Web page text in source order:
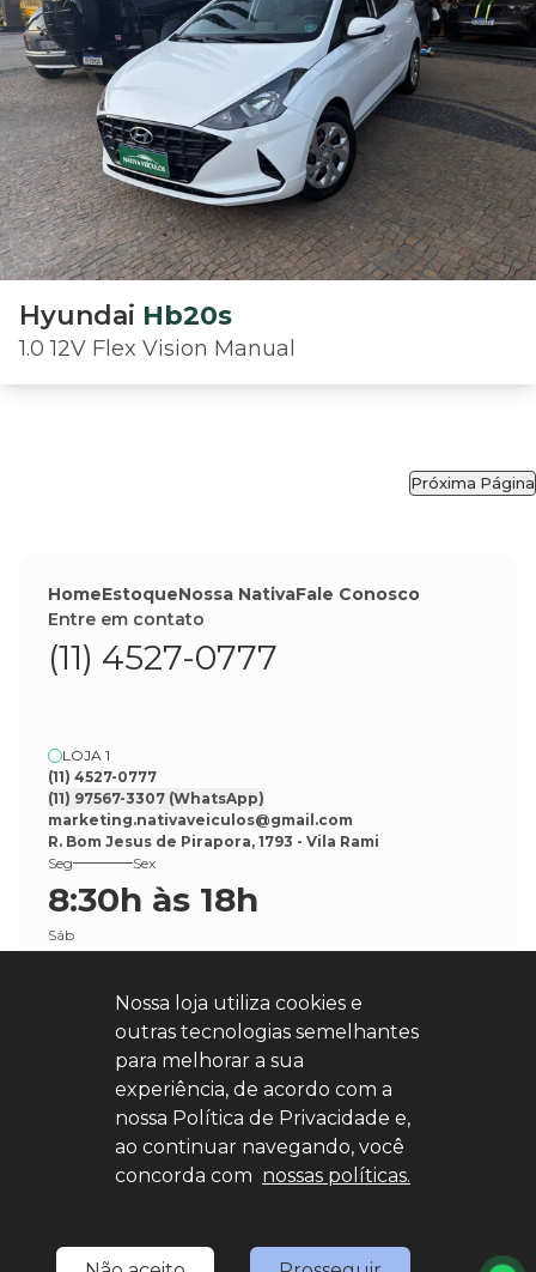
Hyundai Hb20s
1.0 12V Flex Vision Manual
Próxima Página
HomeEstoqueNossa NativaFale Conosco
Entre em contato
(11) 4527-0777
LOJA 1
(11) 4527-0777
(11) 97567-3307 (WhatsApp)
marketing.nativaveiculos@gmail.com
R. Bom Jesus de Pirapora, 1793 - Vila Rami
Seg
Sex
8:30h às 18h
Sáb
Explore nosso sucesso
Desenvolvido porsync
Nossa loja utiliza cookies e
outras tecnologias semelhantes
para melhorar a sua
experiência, de acordo com a
nossa Política de Privacidade e,
ao continuar navegando, você
concorda com nossas políticas.